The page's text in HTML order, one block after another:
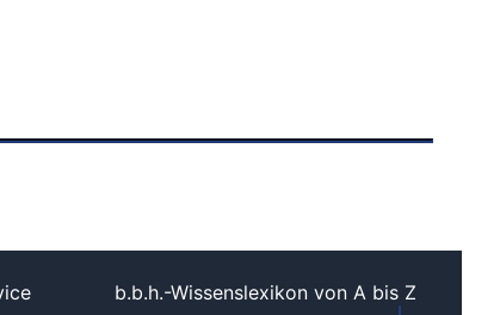
b.b.h.-Wissenslexikon von A bis Z